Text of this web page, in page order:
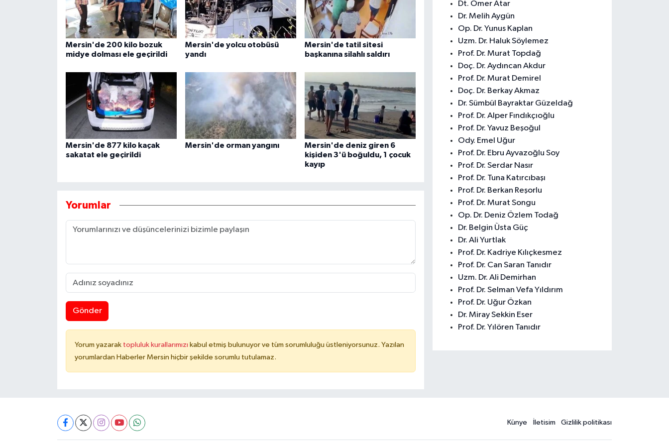
Mersin'de 200 kilo bozuk
midye dolması ele geçirildi
Mersin'de yolcu otobüsü
yandı
Mersin'de tatil sitesi
başkanına silahlı saldırı
Mersin'de 877 kilo kaçak
sakatat ele geçirildi
Mersin'de orman yangını
Mersin'de deniz giren 6
kişiden 3'ü boğuldu, 1 çocuk
kayıp
Yorumlar
Gönder
Yorum yazarak topluluk kurallarımızı kabul etmiş bulunuyor ve tüm sorumluluğu üstleniyorsunuz. Yazılan
yorumlardan Haberler Mersin hiçbir şekilde sorumlu tutulamaz.
Dt. Ömer Atar
Dr. Melih Aygün
Op. Dr. Yunus Kaplan
Uzm. Dr. Haluk Söylemez
Prof. Dr. Murat Topdağ
Doç. Dr. Aydıncan Akdur
Prof. Dr. Murat Demirel
Doç. Dr. Berkay Akmaz
Dr. Sümbül Bayraktar Güzeldağ
Prof. Dr. Alper Fındıkçıoğlu
Prof. Dr. Yavuz Beşoğul
Ody. Emel Uğur
Prof. Dr. Ebru Ayvazoğlu Soy
Prof. Dr. Serdar Nasır
Prof. Dr. Tuna Katırcıbaşı
Prof. Dr. Berkan Reşorlu
Prof. Dr. Murat Songu
Op. Dr. Deniz Özlem Todağ
Dr. Belgin Üsta Güç
Dr. Ali Yurtlak
Prof. Dr. Kadriye Kılıçkesmez
Prof. Dr. Can Saran Tanıdır
Uzm. Dr. Ali Demirhan
Prof. Dr. Selman Vefa Yıldırım
Prof. Dr. Uğur Özkan
Dr. Miray Sekkin Eser
Prof. Dr. Yılören Tanıdır
Künye İletisim Gizlilik politikası